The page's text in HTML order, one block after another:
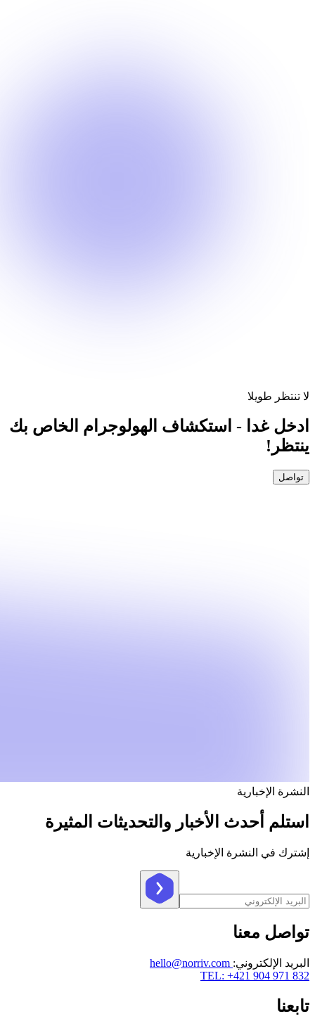
لا تنتظر طويلا
ادخل غدا - استكشاف الهولوجرام الخاص بك
ينتظر!
تواصل
النشرة الإخبارية
استلم أحدث الأخبار والتحديثات المثيرة
إشترك في النشرة الإخبارية
تواصل معنا
البريد الإلكتروني:
hello@norriv.com
TEL: +421 904 971 832
تابعنا